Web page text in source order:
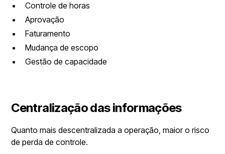
Controle de horas
Aprovação
Faturamento
Mudança de escopo
Gestão de capacidade
Centralização das informações
Quanto mais descentralizada a operação, maior o risco
de perda de controle.